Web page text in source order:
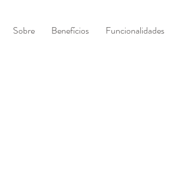
Sobre Benefícios Funcionalidades